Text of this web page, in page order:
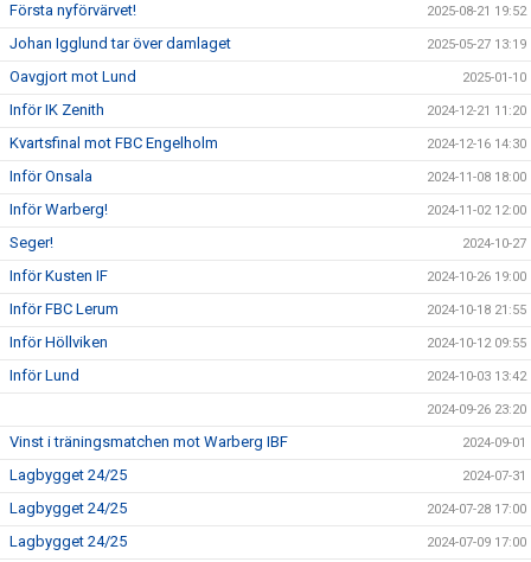
Första nyförvärvet! 2025-08-21 19:52
Johan Igglund tar över damlaget 2025-05-27 13:19
Oavgjort mot Lund 2025-01-10
Inför IK Zenith 2024-12-21 11:20
Kvartsfinal mot FBC Engelholm 2024-12-16 14:30
Inför Onsala 2024-11-08 18:00
Inför Warberg! 2024-11-02 12:00
Seger! 2024-10-27
Inför Kusten IF 2024-10-26 19:00
Inför FBC Lerum 2024-10-18 21:55
Inför Höllviken 2024-10-12 09:55
Inför Lund 2024-10-03 13:42
2024-09-26 23:20
Vinst i träningsmatchen mot Warberg IBF 2024-09-01
Lagbygget 24/25 2024-07-31
Lagbygget 24/25 2024-07-28 17:00
Lagbygget 24/25 2024-07-09 17:00